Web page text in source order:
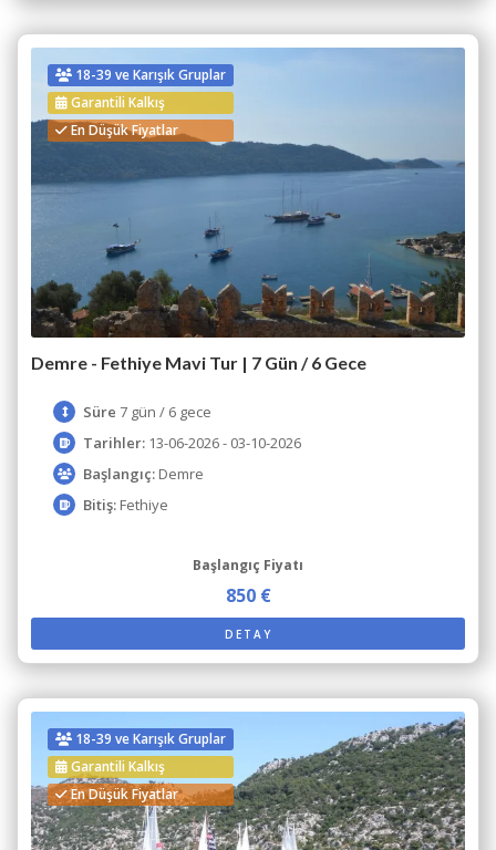
18-39 ve Karışık Gruplar
Garantili Kalkış
En Düşük Fiyatlar
Demre - Fethiye Mavi Tur | 7 Gün / 6 Gece
Süre 7 gün / 6 gece
Tarihler: 13-06-2026 - 03-10-2026
Başlangıç: Demre
Bitiş: Fethiye
Başlangıç Fiyatı
850 €
DETAY
18-39 ve Karışık Gruplar
Garantili Kalkış
En Düşük Fiyatlar